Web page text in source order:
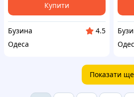
Купити
Бузина
4.5
Одеса
Показати ще